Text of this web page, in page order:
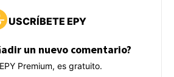
USCRÍBETE EPY
un nuevo comentario?
Premium, es gratuito.